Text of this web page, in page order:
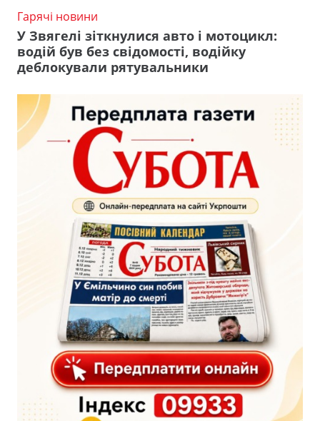
Гарячі новини
У Звягелі зіткнулися авто і мотоцикл:
водій був без свідомості, водійку
деблокували рятувальники